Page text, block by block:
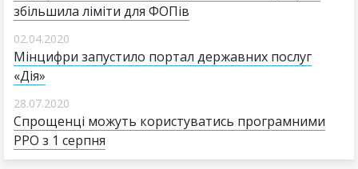
збільшила ліміти для ФОПів
02.04.2020
Мінцифри запустило портал державних послуг
«Дія»
28.07.2020
Спрощенці можуть користуватись програмними
РРО з 1 серпня